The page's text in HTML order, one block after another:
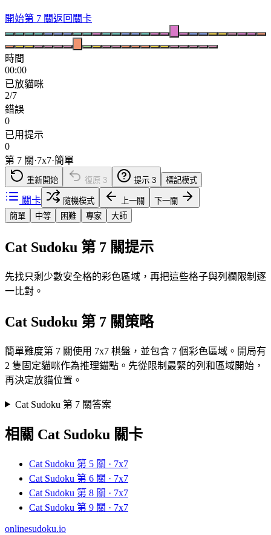
開始第 7 關返回關卡
時間
00:00
已放貓咪
2/7
錯誤
0
已用提示
0
第 7 關·7x7·簡單
重新開始 復原 3 提示 3 標記模式
關卡 隨機模式 上一關
下一關
簡單
中等 困難 專家 大師
Cat Sudoku 第 7 關提示
先找只剩少數安全格的彩色區域，再把這些格子與列欄限制逐
一比對。
Cat Sudoku 第 7 關策略
簡單難度第 7 關使用 7x7 棋盤，並包含 7 個彩色區域。開局有
2 隻固定貓咪作為推理錨點。先從限制最緊的列和區域開始，
再決定放貓位置。
Cat Sudoku 第 7 關答案
相關 Cat Sudoku 關卡
Cat Sudoku 第 5 關 · 7x7
Cat Sudoku 第 6 關 · 7x7
Cat Sudoku 第 8 關 · 7x7
Cat Sudoku 第 9 關 · 7x7
onlinesudoku.io